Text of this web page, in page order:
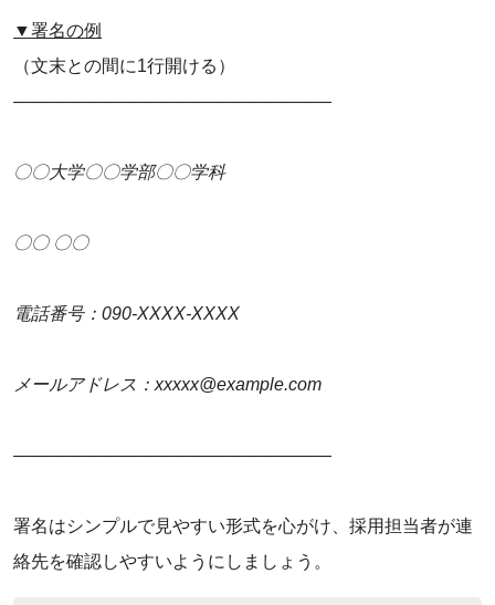
▼署名の例
（文末との間に1行開ける）
――――――――――――――――――
〇〇大学〇〇学部〇〇学科
〇〇 〇〇
電話番号：090-XXXX-XXXX
メールアドレス：xxxxx@example.com
――――――――――――――――――
署名はシンプルで見やすい形式を心がけ、採用担当者が連
絡先を確認しやすいようにしましょう。